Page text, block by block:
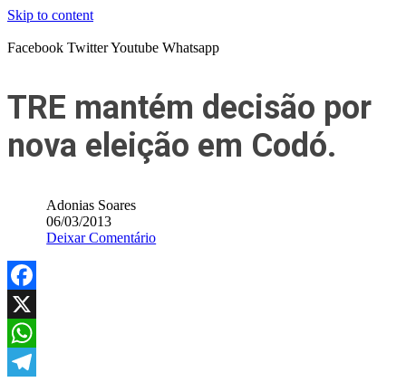
Skip to content
Facebook TwitterYoutube Whatsapp
TRE mantém decisão por
nova eleição em Codó.
Adonias Soares
06/03/2013
Deixar Comentário
Facebook
X
WhatsApp